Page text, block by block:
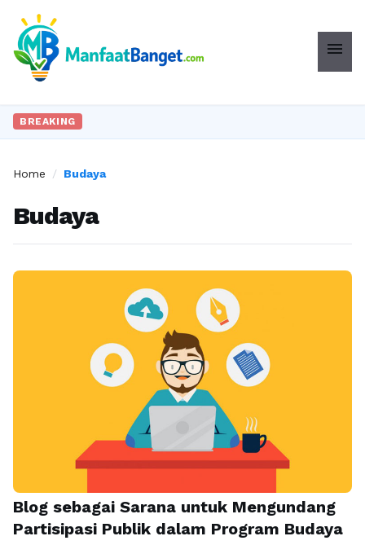
menu
BREAKING
Home / Budaya
Budaya
Blog sebagai Sarana untuk Mengundang
Partisipasi Publik dalam Program Budaya